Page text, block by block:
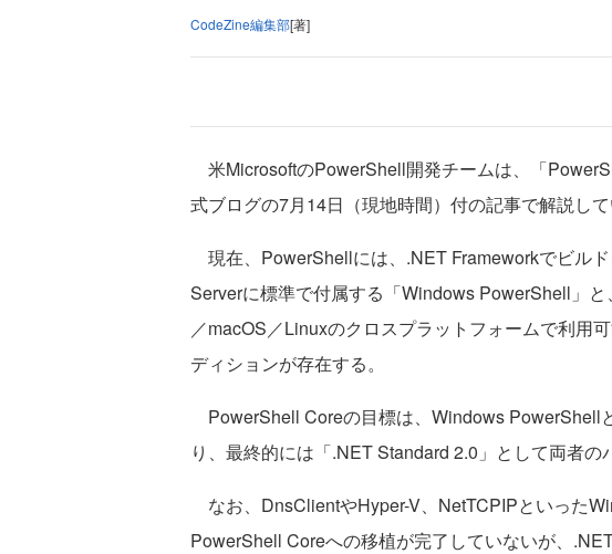
CodeZine編集部[著]
米MicrosoftのPowerShell開発チームは、「
式ブログの7月14日（現地時間）付の記事で解説して
現在、PowerShellには、.NET Frameworkでビル
Serverに標準で付属する「Windows PowerShell」
／macOS／Linuxのクロスプラットフォームで利用
ディションが存在する。
PowerShell Coreの目標は、Windows PowerShell
り、最終的には「.NET Standard 2.0」として両者の
なお、DnsClientやHyper-V、NetTCPIPといった
PowerShell Coreへの移植が完了していないが、